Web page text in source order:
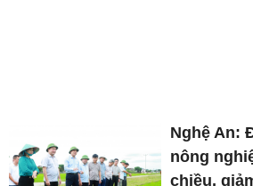
Nghệ An:
nông
chiều,